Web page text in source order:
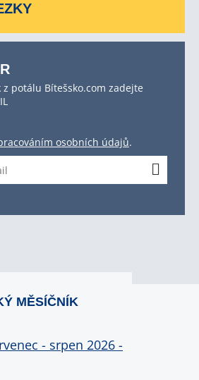
potálu Bítešsko.com zadejte
osobních údajů.
MĚSÍČNÍK